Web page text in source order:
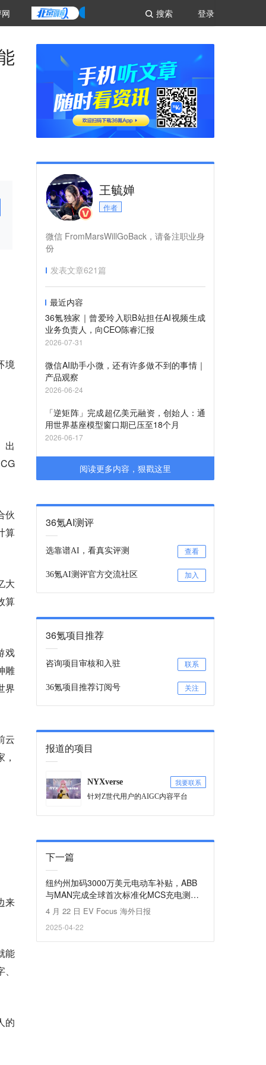
登录
搜索
境
出
伙
算
大
算
戏
雕
界
云
来
能
的
王毓婵
作者
微信 FromMarsWillGoBack，请备注职业身
份
发表文章621篇
最近内容
36氪独家｜曾爱玲入职B站担任AI视频生成
业务负责人，向CEO陈睿汇报
2026-07-31
微信AI助手小微，还有许多做不到的事情｜
产品观察
2026-06-24
「逆矩阵」完成超亿美元融资，创始人：通
用世界基座模型窗口期已压至18个月
2026-06-17
阅读更多内容，狠戳这里
36氪AI测评
选靠谱AI，看真实评测 查看
36氪AI测评官方交流社区 加入
36氪项目推荐
咨询项目审核和入驻 联系
36氪项目推荐订阅号 关注
报道的项目
NYXverse 我要联系
针对Z世代用户的AIGC内容平台
下一篇
纽约州加码3000万美元电动车补贴，ABB
与MAN完成全球首次标准化MCS充电测试
｜海外日报
4 月 22 日 EV Focus 海外日报
2025-04-22